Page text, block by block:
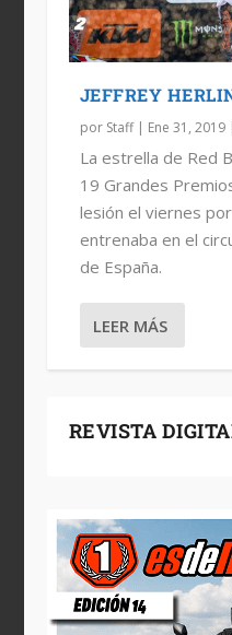
JEFFREY
por Staff| Ene 31, 2019|
La estrella de Red
19 Grandes
lesión el viernes
entrenaba en el
de España.
LEER MÁS
REVISTA